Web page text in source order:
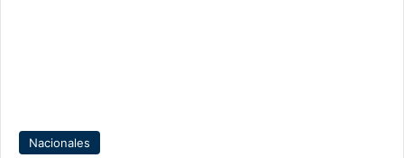
Nacionales